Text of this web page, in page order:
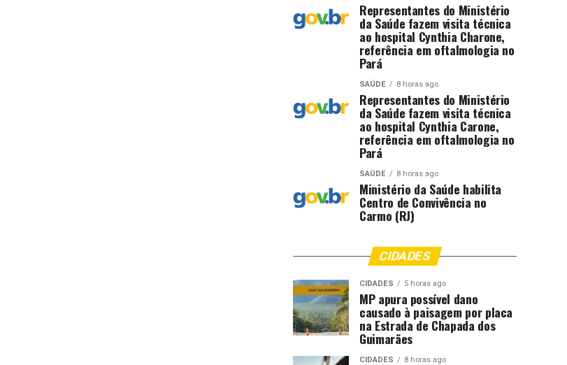
Representantes do Ministério
da Saúde fazem visita técnica
ao hospital Cynthia Charone,
referência em oftalmologia no
Pará
SAÚDE 8 horas ago
Representantes do Ministério
da Saúde fazem visita técnica
ao hospital Cynthia Carone,
referência em oftalmologia no
Pará
SAÚDE 8 horas ago
Ministério da Saúde habilita
Centro de Convivência no
Carmo (RJ)
CIDADES
CIDADES 5 horas ago
MP apura possível dano
causado à paisagem por placa
na Estrada de Chapada dos
Guimarães
CIDADES 8 horas ago